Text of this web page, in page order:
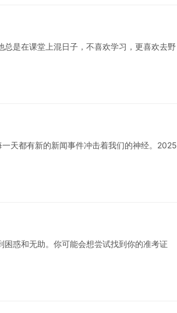
是在课堂上混日子，不喜欢学习，更喜欢去野
天都有新的新闻事件冲击着我们的神经。2025
惑和无助。你可能会想尝试找到你的准考证